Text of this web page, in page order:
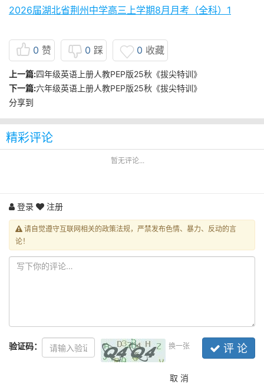
2026届湖北省荆州中学高三上学期8月月考（全科）1
0 赞 0 踩 0 收藏
上一篇:四年级英语上册人教PEP版25秋《拔尖特训》
下一篇:六年级英语上册人教PEP版25秋《拔尖特训》
分享到
精彩评论
暂无评论...
登录 注册
请自觉遵守互联网相关的政策法规，严禁发布色情、暴力、反动的言
论！
验证码： 换一张 评 论
取 消